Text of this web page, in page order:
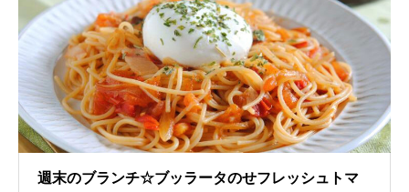
週末のブランチ☆ブッラータのせフレッシュトマ